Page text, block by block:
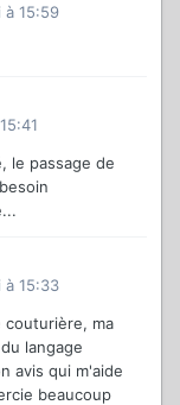
à 15:59
le passage de
à 15:33
couturière, ma
langage
avis qui m'aide
beaucoup